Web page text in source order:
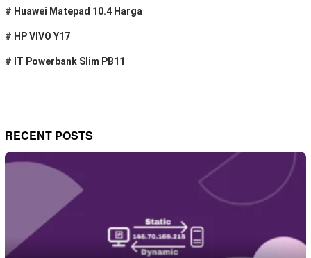
# Huawei Matepad 10.4 Harga
# HP VIVO Y17
# IT Powerbank Slim PB11
RECENT POSTS